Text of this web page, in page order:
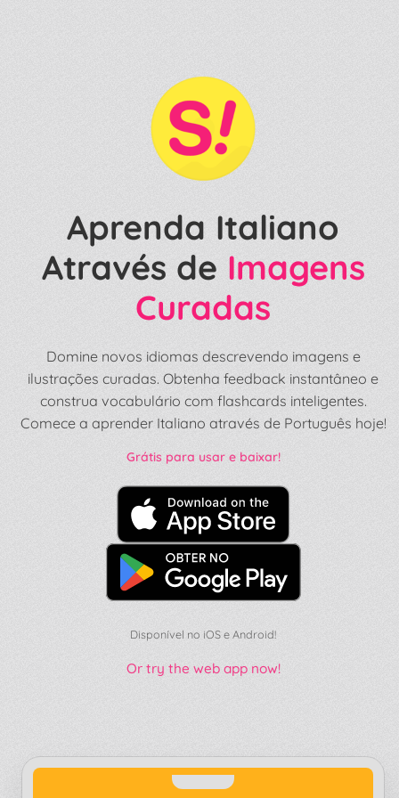
Aprenda Italiano
Através de Imagens
Curadas
Domine novos idiomas descrevendo imagens e
ilustrações curadas. Obtenha feedback instantâneo e
construa vocabulário com flashcards inteligentes.
Comece a aprender Italiano através de Português hoje!
Grátis para usar e baixar!
Disponível no iOS e Android!
Or try the web app now!